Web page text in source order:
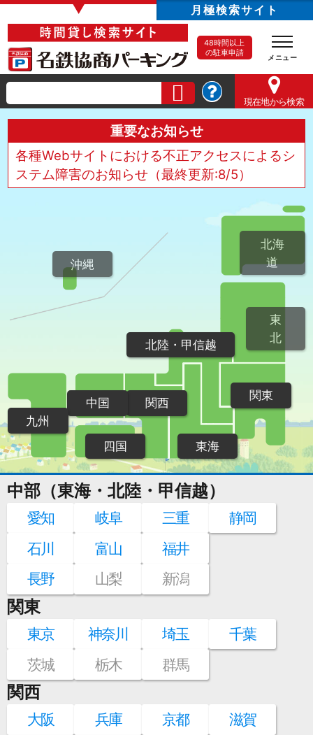
▼ 月極検索サイト
48時間以上
の駐車申請
現在地から検索
重要なお知らせ
各種Webサイトにおける不正アクセスによるシ
ステム障害のお知らせ（最終更新:8/5）
北海
道
東
北
関東
北陸・甲信越
東海
関西
中国
四国
九州
沖縄
中部（東海・北陸・甲信越）
愛知 岐阜 三重
静岡
石川
富山
福井
長野
山梨 新潟
関東
東京 神奈川 埼玉
千葉
茨城
栃木 群馬
関西
大阪 兵庫 京都
滋賀